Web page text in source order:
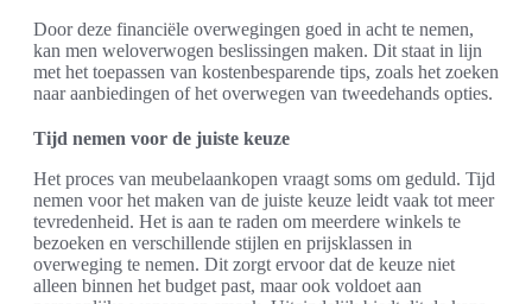
Door deze financiële overwegingen goed in acht te nemen,
kan men weloverwogen beslissingen maken. Dit staat in lijn
met het toepassen van kostenbesparende tips, zoals het zoeken
naar aanbiedingen of het overwegen van tweedehands opties.
Tijd nemen voor de juiste keuze
Het proces van meubelaankopen vraagt soms om geduld. Tijd
nemen voor het maken van de juiste keuze leidt vaak tot meer
tevredenheid. Het is aan te raden om meerdere winkels te
bezoeken en verschillende stijlen en prijsklassen in
overweging te nemen. Dit zorgt ervoor dat de keuze niet
alleen binnen het budget past, maar ook voldoet aan